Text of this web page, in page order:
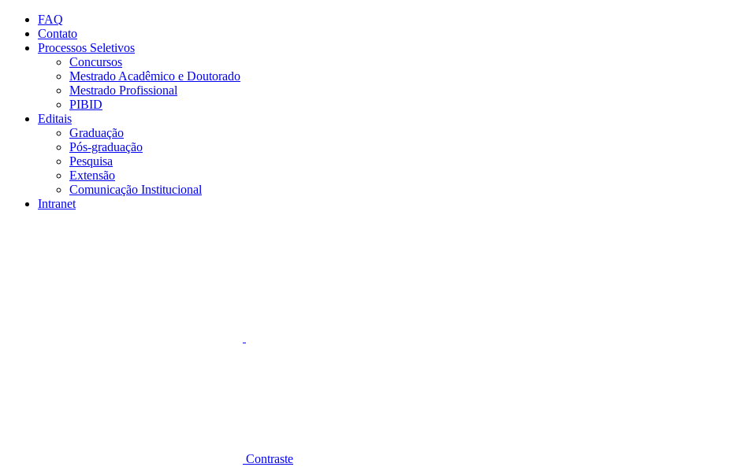
Conteúdo principal
FAQ
Contato
Processos Seletivos
Concursos
Mestrado Acadêmico e Doutorado
Mestrado Profissional
PIBID
Editais
Graduação
Pós-graduação
Pesquisa
Extensão
Comunicação Institucional
Intranet
Contraste